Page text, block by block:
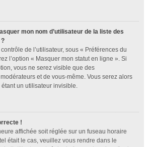
mon nom d’utilisateur de la liste des
de l’utilisateur, sous « Préférences du
l’option « Masquer mon statut en ligne ». Si
vous ne serez visible que des
et de vous-même. Vous serez alors
un utilisateur invisible.
!
affichée soit réglée sur un fuseau horaire
était le cas, veuillez vous rendre dans le